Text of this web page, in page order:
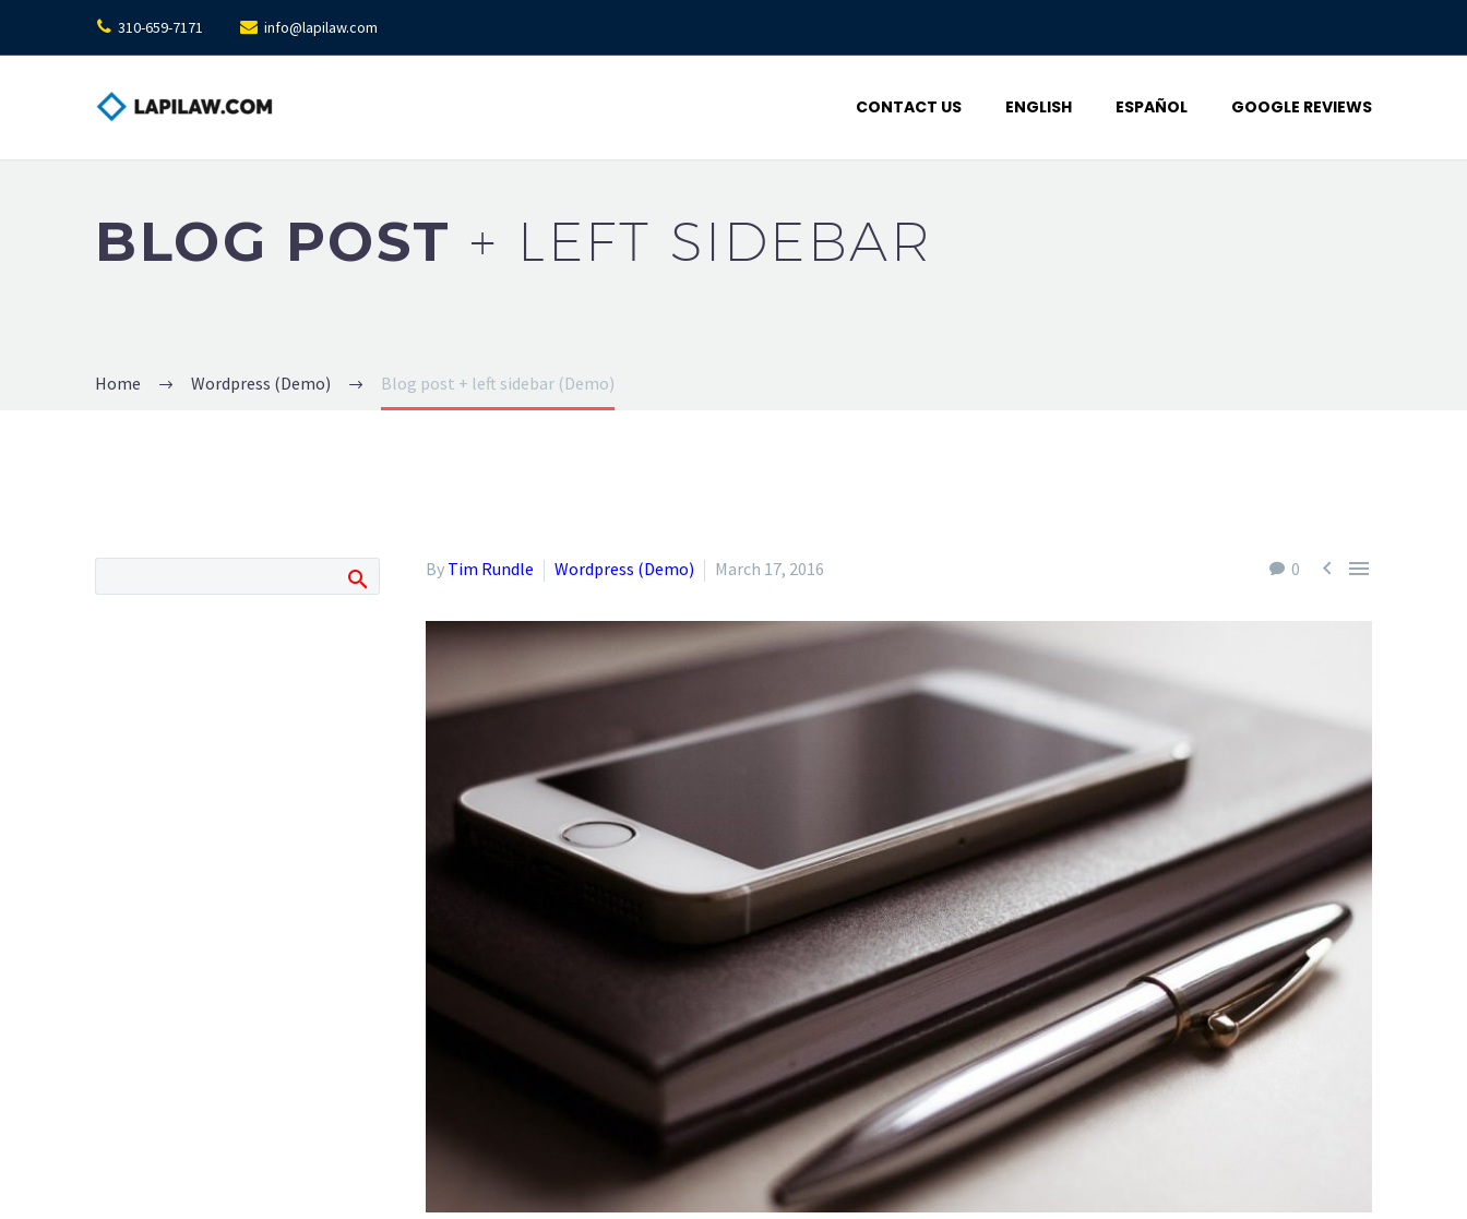
310-659-7171 info@lapilaw.com
CONTACT US ENGLISH ESPAÑOL GOOGLE REVIEWS
BLOG POST + LEFT SIDEBAR
Home Wordpress (Demo) Blog post + left sidebar (Demo)
0  
By Tim Rundle Wordpress (Demo) March 17, 2016